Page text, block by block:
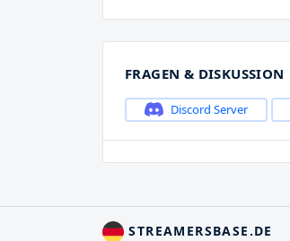
FRAGEN & DISKUSSION
Discord Server
STREAMERSBASE.DE